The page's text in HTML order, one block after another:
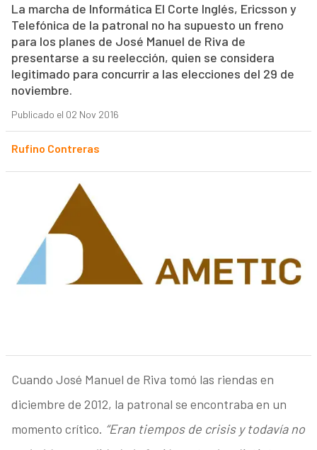
La marcha de Informática El Corte Inglés, Ericsson y
Telefónica de la patronal no ha supuesto un freno
para los planes de José Manuel de Riva de
presentarse a su reelección, quien se considera
legitimado para concurrir a las elecciones del 29 de
noviembre.
Publicado el 02 Nov 2016
Rufino Contreras
Cuando José Manuel de Riva tomó las riendas en
diciembre de 2012, la patronal se encontraba en un
momento crítico. “Eran tiempos de crisis y todavía no